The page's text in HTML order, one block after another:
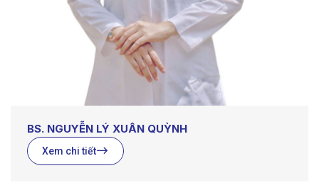
BS. NGUYỄN LÝ XUÂN QUỲNH
Xem chi tiết